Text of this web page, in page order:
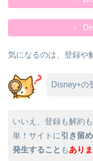
気になるのは、登録や
Disney+の
いいえ、登録も解約
単！サイトに引き留
発生すること もあり